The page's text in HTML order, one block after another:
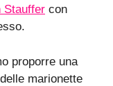
Stauffer con
proporre una
marionette